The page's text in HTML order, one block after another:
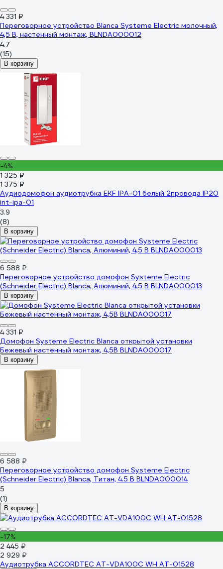
4 331 ₽
Переговорное устройство Blanca Systeme Electric молочный,
4,5 В, настенный монтаж, BLNDA000012
4.7
(15)
В корзину
-4%
1 325 ₽
1 375 ₽
Аудиодомофон аудиотрубка EKF IPA-01 белый 2провода IP20
int-ipa-01
3.9
(8)
В корзину
6 588 ₽
Переговорное устройство домофон Systeme Electric
(Schneider Electric) Blanca, Алюминий, 4,5 В BLNDA000013
В корзину
4 331 ₽
Домофон Systeme Electric Blanca открытой установки
Бежевый настенный монтаж, 4,5В BLNDA000017
В корзину
6 588 ₽
Переговорное устройство домофон Systeme Electric
(Schneider Electric) Blanca, Титан, 4.5 В BLNDA000014
5
(1)
В корзину
-17%
2 445 ₽
2 929 ₽
Аудиотрубка ACCORDTEC AT-VDA100C WH AT-01528